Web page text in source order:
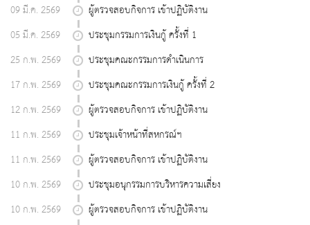
09 มี.ค. 2569
ผู้ตรวจสอบกิจการ เข้าปฏิบัติงาน
05 มี.ค. 2569
ประชุมกรรมการเงินกู้ ครั้งที่ 1
25 ก.พ. 2569
ประชุมคณะกรรมการดำเนินการ
17 ก.พ. 2569
ประชุมคณะกรรมการเงินกู้ ครั้งที่ 2
12 ก.พ. 2569
ผู้ตรวจสอบกิจการ เข้าปฏิบัติงาน
11 ก.พ. 2569
ประชุมเจ้าหน้าที่สหกรณ์ฯ
11 ก.พ. 2569
ผู้ตรวจสอบกิจการ เข้าปฏิบัติงาน
10 ก.พ. 2569
ประชุมอนุกรรมการบริหารความเสี่ยง
10 ก.พ. 2569
ผู้ตรวจสอบกิจการ เข้าปฏิบัติงาน